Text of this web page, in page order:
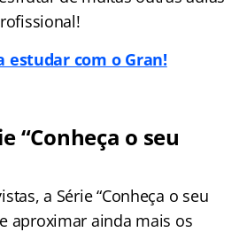
estudar com o Gran!
“Conheça o seu
a Série “Conheça o seu
aproximar ainda mais os